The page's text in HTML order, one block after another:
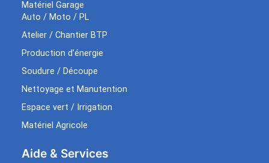
Matériel Garage
Auto / Moto / PL
Atelier / Chantier BTP
Production d’énergie
Soudure / Découpe
Nettoyage et Manutention
Espace vert / Irrigation
Matériel Agricole
Aide & Services​